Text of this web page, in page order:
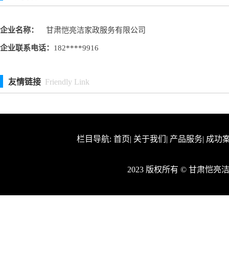
企业名称： 甘肃恺亮洁家政服务有限公司
企业联系电话： 182****9916
友情链接 Friendly Link
栏目导航: 首页| 关于我们 | 产品服务| 成功
2023 版权所有 © 甘肃恺亮